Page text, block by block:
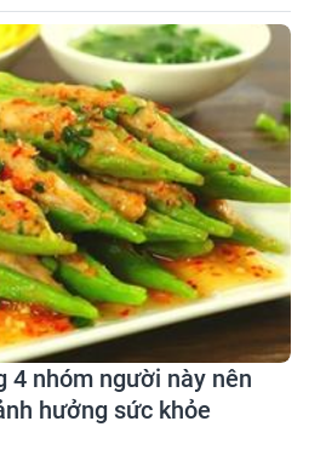
nhóm người này nên
hưởng sức khỏe